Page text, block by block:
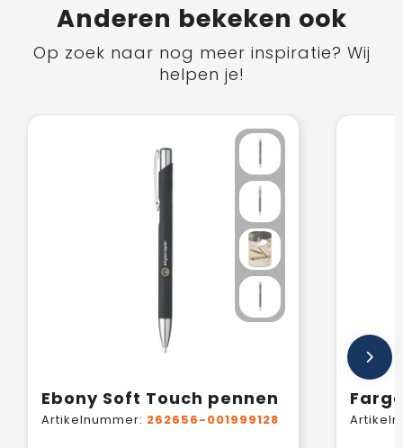
Anderen bekeken ook
Op zoek naar nog meer inspiratie? Wij
helpen je!
Ebony Soft Touch pennen
Artikelnummer: 262656-001999128